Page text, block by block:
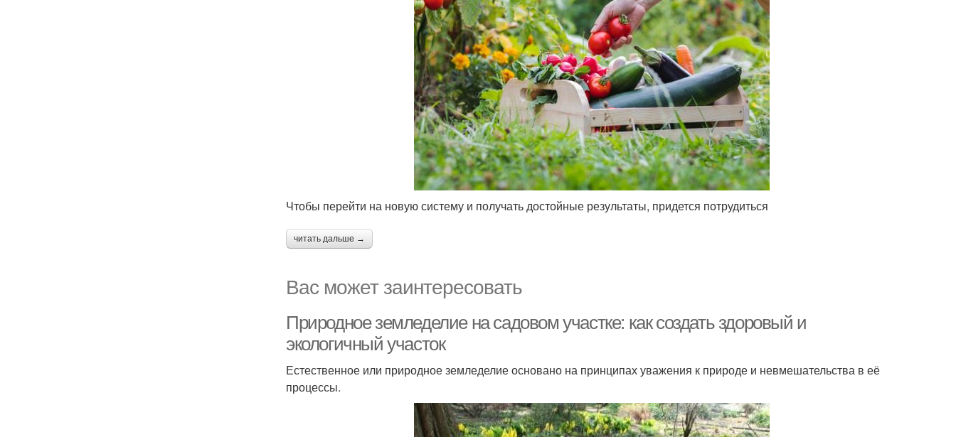
Чтобы перейти на новую систему и получать достойные результаты, придется потрудиться
читать дальше →
Вас может заинтересовать
Природное земледелие на садовом участке: как создать здоровый и
экологичный участок
Естественное или природное земледелие основано на принципах уважения к природе и невмешательства в её
процессы.